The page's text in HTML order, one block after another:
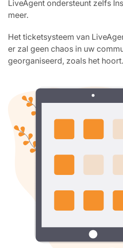
LiveAgent ondersteunt zelfs
meer.
Het ticketsysteem van
er zal geen chaos in uw
georganiseerd, zoals het hoort.